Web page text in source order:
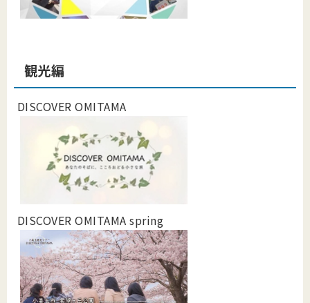
観光編
DISCOVER OMITAMA
DISCOVER OMITAMA spring